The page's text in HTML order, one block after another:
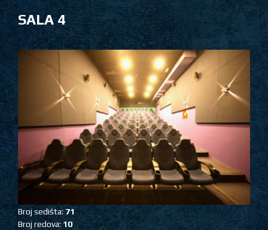
SALA 4
Broj sedišta:71
Broj redova:10